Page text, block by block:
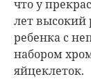
что у
лет высокий
ребенка с
набором
яйцеклеток.